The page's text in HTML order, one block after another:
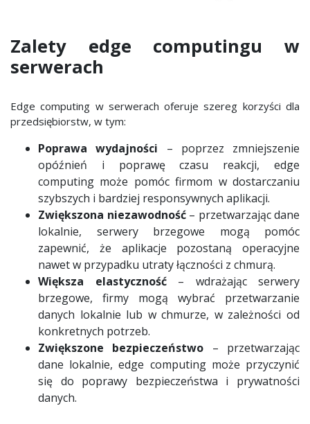
Zalety edge computingu w
serwerach
Edge computing w serwerach oferuje szereg korzyści dla
przedsiębiorstw, w tym:
Poprawa wydajności – poprzez zmniejszenie
opóźnień i poprawę czasu reakcji, edge
computing może pomóc firmom w dostarczaniu
szybszych i bardziej responsywnych aplikacji.
Zwiększona niezawodność– przetwarzając dane
lokalnie, serwery brzegowe mogą pomóc
zapewnić, że aplikacje pozostaną operacyjne
nawet w przypadku utraty łączności z chmurą.
Większa elastyczność– wdrażając serwery
brzegowe, firmy mogą wybrać przetwarzanie
danych lokalnie lub w chmurze, w zależności od
konkretnych potrzeb.
Zwiększone bezpieczeństwo – przetwarzając
dane lokalnie, edge computing może przyczynić
się do poprawy bezpieczeństwa i prywatności
danych.